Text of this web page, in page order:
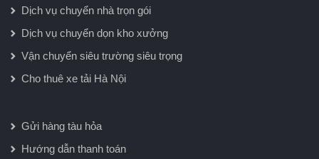
Dịch vụ chuyển nhà trọn gói
Dịch vụ chuyển dọn kho xưởng
Vận chuyển siêu trường siêu trọng
Cho thuê xe tải Hà Nội
Gửi hàng tàu hỏa
Hướng dẫn thanh toán